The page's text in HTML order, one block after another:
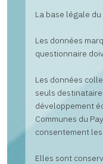
La base légale
Les données
questionnaire
Les données
seuls
développement
Communes du
consentement
Elles sont